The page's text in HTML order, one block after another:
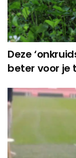
Deze
beter voor je